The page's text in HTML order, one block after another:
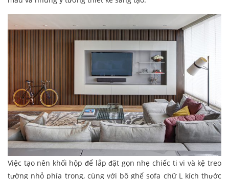
Việc tạo nên khối hộp để lắp đặt gọn nhẹ chiếc ti vi và kệ treo
tường nhỏ phía trong, cùng với bộ ghế sofa chữ L kích thước